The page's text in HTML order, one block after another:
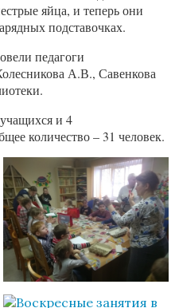
яйца, и теперь они
подставочках.
педагоги
А.В., Савенкова
и 4
количество – 31 человек.